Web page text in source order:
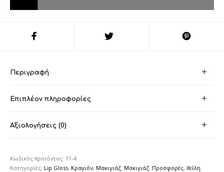
Περιγραφή
Επιπλέον πληροφορίες
Αξιολογήσεις (0)
Κωδικός προϊόντος: 11-4
Κατηγορίες: Lip Gloss, Κραγιόν, Μακιγιάζ, Μακιγιάζ, Προσφορές,Χείλη